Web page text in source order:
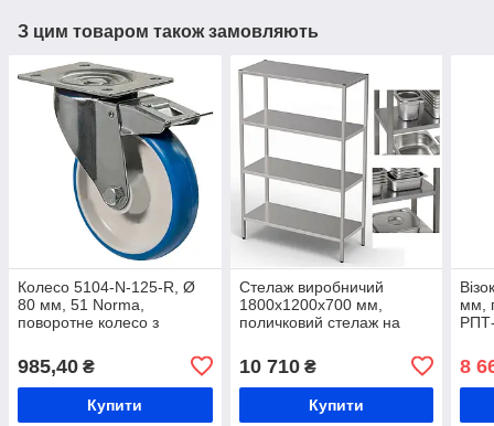
З цим товаром також замовляють
Колесо 5104-N-125-R, Ø
80 мм, 51 Norma,
поворотне колесо з
колесо для харчового
обладнання
985,40 ₴
Купити
Стелаж виробничий
1800х1200х700 мм,
поличковий стелаж на
кухонний металевий
стелаж, стелаж для
продуктів
10 710₴
Купити
мм,
8